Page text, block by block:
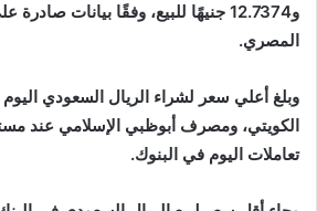
و12.7374 جنيهًا للبيع، وفقًا بيانات
المصري.
وبلغ أعلي سعر لشراء الريال السعودي
تعاملات اليوم في البنوك.